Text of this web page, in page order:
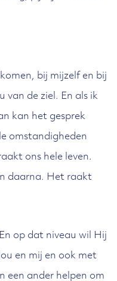
bij mijzelf en bij
van de ziel. En als ik
kan het gesprek
omstandigheden
ons hele leven.
daarna. Het raakt
op dat niveau wil Hij
en mij en ook met
een ander helpen om